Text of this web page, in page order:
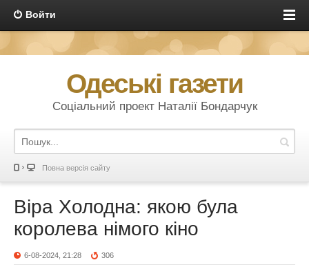
Войти
Одеські газети
Соціальний проект Наталії Бондарчук
Повна версія сайту
Віра Холодна: якою була
королева німого кіно
6-08-2024, 21:28 306